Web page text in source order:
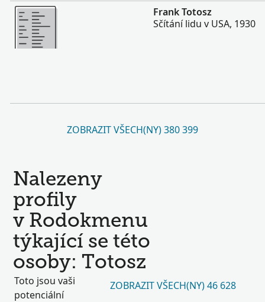
Více
Frank Totosz
Sčítání lidu v USA, 1930
ZOBRAZIT VŠECH(NY) 380 399
Nalezeny
profily
v Rodokmenu
týkající se této
osoby: Totosz
Toto jsou vaši
potenciální
ZOBRAZIT VŠECH(NY) 46 628